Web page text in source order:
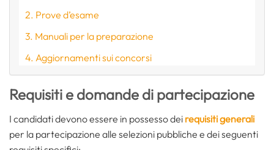
Prove d’esame
Manuali per la preparazione
Aggiornamenti sui concorsi
Requisiti e domande di partecipazione
I candidati devono essere in possesso dei requisiti generali
per la partecipazione alle selezioni pubbliche e dei seguenti